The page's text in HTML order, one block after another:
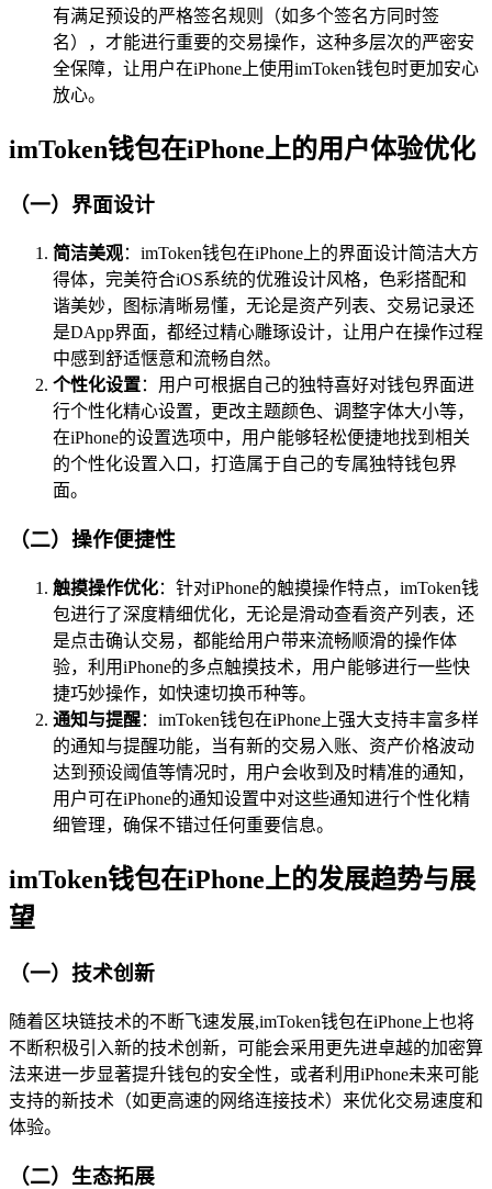
有满足预设的严格签名规则（如多个签名方同时签
名），才能进行重要的交易操作，这种多层次的严密安
全保障，让用户在iPhone上使用imToken钱包时更加安心
放心。
imToken钱包在iPhone上的用户体验优化
（一）界面设计
简洁美观：imToken钱包在iPhone上的界面设计简洁大方
得体，完美符合iOS系统的优雅设计风格，色彩搭配和
谐美妙，图标清晰易懂，无论是资产列表、交易记录还
是DApp界面，都经过精心雕琢设计，让用户在操作过程
中感到舒适惬意和流畅自然。
个性化设置：用户可根据自己的独特喜好对钱包界面进
行个性化精心设置，更改主题颜色、调整字体大小等，
在iPhone的设置选项中，用户能够轻松便捷地找到相关
的个性化设置入口，打造属于自己的专属独特钱包界
面。
（二）操作便捷性
触摸操作优化：针对iPhone的触摸操作特点，imToken钱
包进行了深度精细优化，无论是滑动查看资产列表，还
是点击确认交易，都能给用户带来流畅顺滑的操作体
验，利用iPhone的多点触摸技术，用户能够进行一些快
捷巧妙操作，如快速切换币种等。
通知与提醒：imToken钱包在iPhone上强大支持丰富多样
的通知与提醒功能，当有新的交易入账、资产价格波动
达到预设阈值等情况时，用户会收到及时精准的通知，
用户可在iPhone的通知设置中对这些通知进行个性化精
细管理，确保不错过任何重要信息。
imToken钱包在iPhone上的发展趋势与展
望
（一）技术创新
随着区块链技术的不断飞速发展,imToken钱包在iPhone上也将
不断积极引入新的技术创新，可能会采用更先进卓越的加密算
法来进一步显著提升钱包的安全性，或者利用iPhone未来可能
支持的新技术（如更高速的网络连接技术）来优化交易速度和
体验。
（二）生态拓展